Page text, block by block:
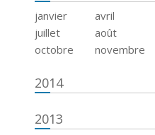
janvier avril
juillet
août
octobre
novembre
2014
2013